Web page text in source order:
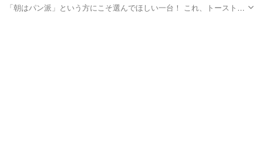
「朝はパン派」という方にこそ選んでほしい一台！ これ、トーストが